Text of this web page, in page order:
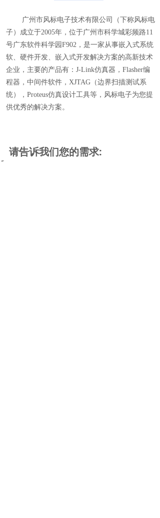
广州市风标电子技术有限公司（下称风标电
子）成立于2005年，位于广州市科学城彩频路11
号广东软件科学园F902，是一家从事嵌入式系统
软、硬件开发、嵌入式开发解决方案的高新技术
企业，主要的产品有：J-Link仿真器，Flasher编
程器，中间件软件，XJTAG（边界扫描测试系
统），Proteus仿真设计工具等，风标电子为您提
供优秀的解决方案。
请告诉我们您的需求: